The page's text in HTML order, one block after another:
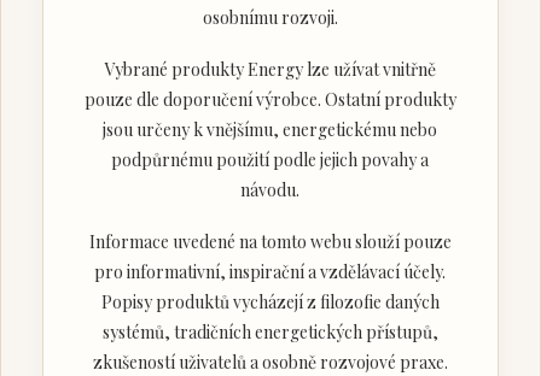
osobnímu rozvoji.
Vybrané produkty Energy lze užívat vnitřně
pouze dle doporučení výrobce. Ostatní produkty
jsou určeny k vnějšímu, energetickému nebo
podpůrnému použití podle jejich povahy a
návodu.
Informace uvedené na tomto webu slouží pouze
pro informativní, inspirační a vzdělávací účely.
Popisy produktů vycházejí z filozofie daných
systémů, tradičních energetických přístupů,
zkušeností uživatelů a osobně rozvojové praxe.